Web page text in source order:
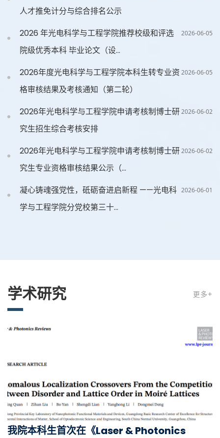
人才推免计分与综合排名公示
2026-06-05
2026 年光电科学与工程学院推荐校级和评选
院级优秀本科 毕业论文（设...
2026-06-05
2026年度光电科学与工程学院本科生转专业资
格审核结果及考核通知（第二轮）
2026-06-02
2026年光电科学与工程学院申请考核制博士研
究生招生综合考核安排
2026-06-02
2026年光电科学与工程学院申请考核制博士研
究生专业资格审核结果公示（...
2026-06-01
凝心铸魂强党性，砥砺奋进启新程 ——光电科
学与工程学院分党校第三十...
学术研究 更多+
我院本科生首次在《Laser & Photonics